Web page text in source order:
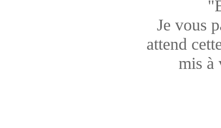
Je vous
attend
mis à